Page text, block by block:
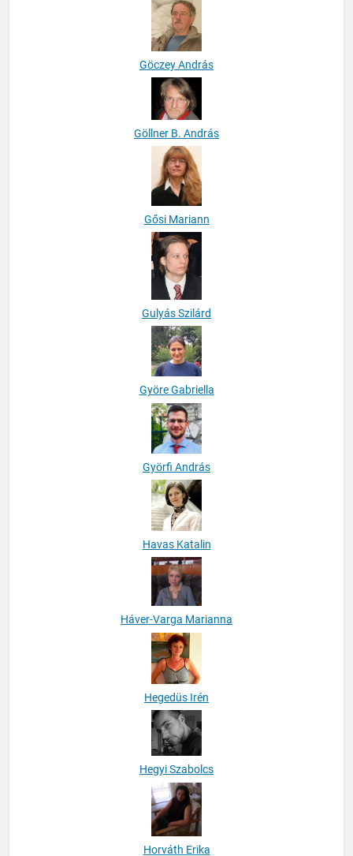
Göczey András
Göllner B. András
Gősi Mariann
Gulyás Szilárd
Györe Gabriella
Györfi András
Havas Katalin
Háver-Varga Marianna
Hegedüs Irén
Hegyi Szabolcs